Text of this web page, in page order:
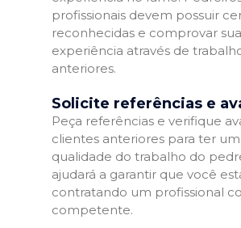
profissionais devem possuir
reconhecidas e comprovar sua
experiência através de
anteriores.
Solicite referências e
Peça referências e verifique
clientes anteriores para ter
qualidade do trabalho do
ajudará a garantir que você
contratando um profissional
competente.